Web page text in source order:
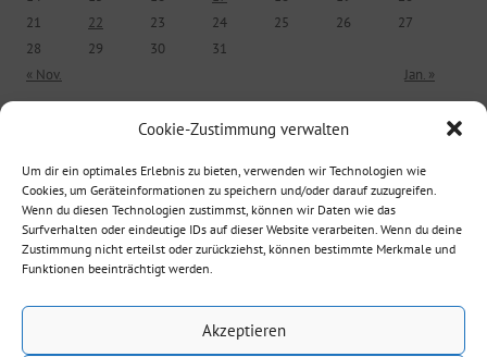
Cookie-Zustimmung verwalten
Um dir ein optimales Erlebnis zu bieten, verwenden wir Technologien wie
Cookies, um Geräteinformationen zu speichern und/oder darauf zuzugreifen.
Wenn du diesen Technologien zustimmst, können wir Daten wie das
Surfverhalten oder eindeutige IDs auf dieser Website verarbeiten. Wenn du deine
Zustimmung nicht erteilst oder zurückziehst, können bestimmte Merkmale und
Funktionen beeinträchtigt werden.
Akzeptieren
21
22 23 24 25 26
27
28
29 30
31
« Nov.
Jan. »
Ältere Beiträge